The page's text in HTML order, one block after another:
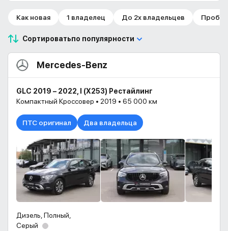
Как новая 1 владелец До 2х владельцев
Сортироватьпо популярности
Mercedes-Benz
GLC 2019 – 2022, I (X253) Рестайлинг
Компактный Кроссовер • 2019 • 65 000 км
ПТС оригинал Два владельца
Дизель, Полный,
Серый